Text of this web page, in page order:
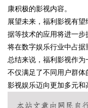
Bo
康积极的影视内容。
展望未来，福利影视有
据等技术的应用将进一
将在数字娱乐行业中占
总结来说，福利影视作
不仅满足了不同用户群
影视娱乐迈向更加多元和